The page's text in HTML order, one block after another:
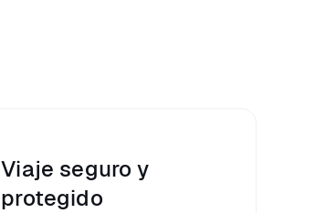
Viaje seguro y
protegido